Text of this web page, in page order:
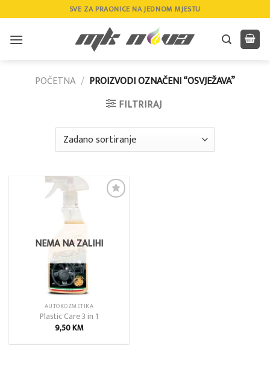
to
content
SVE ZA PRAONICE NA JEDNOM MJESTU
POČETNA / PROIZVODI OZNAČENI “OSVJEŽAVA”
FILTRIRAJ
NEMA NA ZALIHI
AUTOKOZMETIKA
Plastic Care 3 in 1
9,50KM